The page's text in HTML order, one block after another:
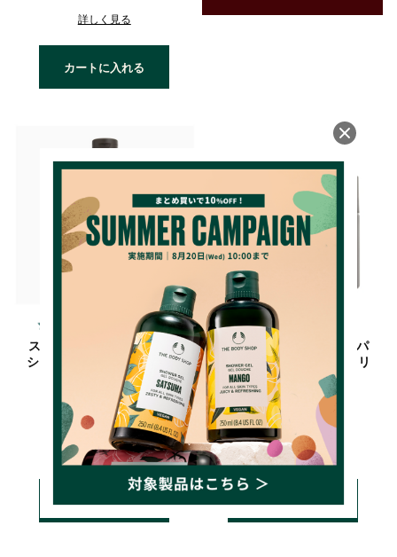
詳しく見る
カートに入れる
（73件）
スパオブザワールド ポリネ
シアン モノイ ラディアンス
オイル
5,060円(税込)
詳しく見る
カートに入れる
スパオブザワールド ジャパ
ニーズ カメリア ボディクリ
ーム
5,940円(税込)
詳しく見る
カートに入れる